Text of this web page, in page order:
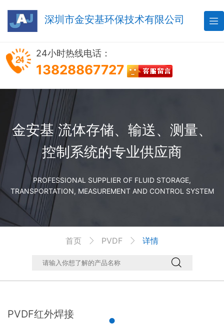
深圳市金安基环保技术有限公司 
24小时热线电话：
13828867727
金安基 流体存储、输送、测量、
控制系统的专业供应商
PROFESSIONAL SUPPLIER OF FLUID STORAGE,
TRANSPORTATION, MEASUREMENT AND CONTROL SYSTEM
首页  PVDF  详情

PVDF红外焊接